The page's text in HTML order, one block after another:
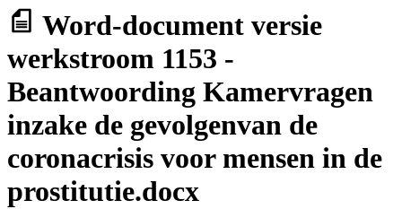
Word-document versie
werkstroom 1153 -
Beantwoording Kamervragen
inzake de gevolgenvan de
coronacrisis voor mensen in de
prostitutie.docx